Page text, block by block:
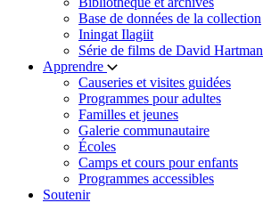
Base de données de la collection
Iningat Ilagiit
Série de films de David Hartman
Apprendre
Causeries et visites guidées
Programmes pour adultes
Familles et jeunes
Galerie communautaire
Écoles
Camps et cours pour enfants
Programmes accessibles
Soutenir